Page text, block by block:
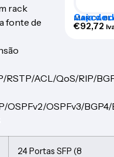
rack
fonte de
RSTP/ACL/QoS/RIP/
OSPFv2/OSPFv3/BGP4/
24 Portas SFP (8
MARCA
Caja de
€92,72